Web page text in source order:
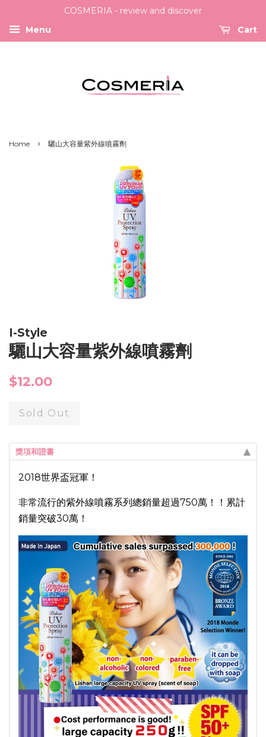
COSMERIA - review and discover
Menu
Cart
Home › 驪山大容量紫外線噴霧劑
I-Style
驪山大容量紫外線噴霧劑
Regular
$12.00
Sold Out
獎項和證書
2018世界盃冠軍！
非常流行的紫外線噴霧系列總銷量超過750萬！！累計
銷量突破30萬！